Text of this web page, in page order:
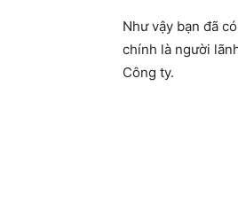
Như vậy bạn đã
chính là người
Công ty.